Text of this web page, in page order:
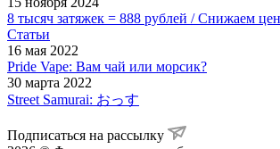
8 тысяч затяжек = 888 рублей / Снижаем
Статьи
16 мая 2022
Pride Vape: Вам чай или морсик?
30 марта 2022
Street Samurai: おっす
Подписаться на рассылку